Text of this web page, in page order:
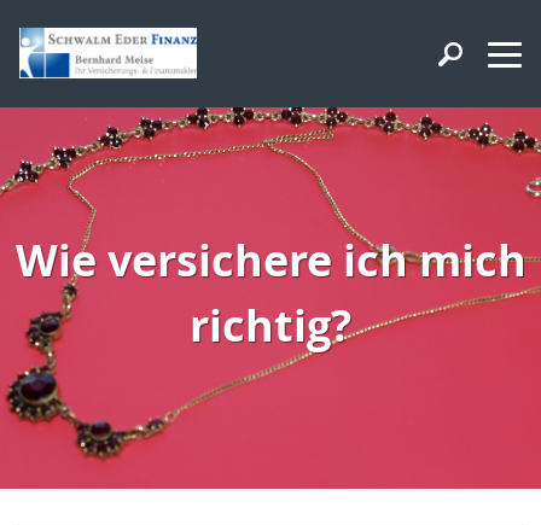
Wie versichere ich mich
richtig?